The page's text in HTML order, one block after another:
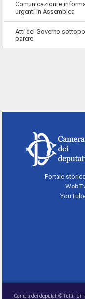
Comunicazioni e
urgenti in Assemblea
Atti del Governo
parere
Portale storico
Camera dei deputati © Tutti i